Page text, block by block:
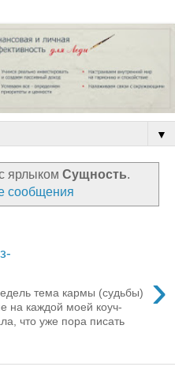
▼
ярлыком Сущность.
сообщения
›
тема кармы (судьбы)
на каждой моей коуч-
что уже пора писать